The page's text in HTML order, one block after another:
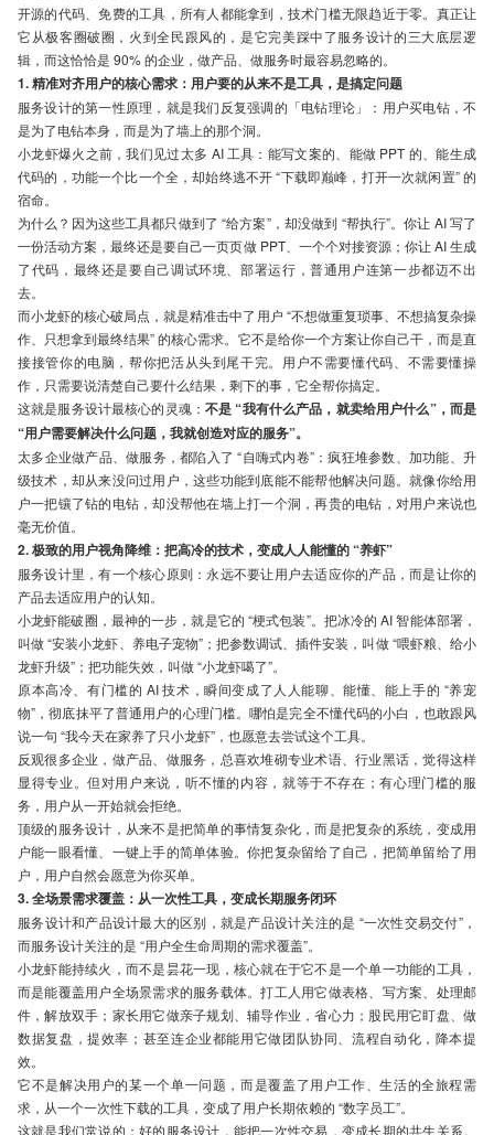
开源的代码、免费的工具，所有人都能拿到，技术门槛无限趋近于零。真正让
它从极客圈破圈，火到全民跟风的，是它完美踩中了服务设计的三大底层逻
辑，而这恰恰是 90% 的企业，做产品、做服务时最容易忽略的。
1. 精准对齐用户的核心需求：用户要的从来不是工具，是搞定问题
服务设计的第一性原理，就是我们反复强调的「电钻理论」：用户买电钻，不
是为了电钻本身，而是为了墙上的那个洞。
小龙虾爆火之前，我们见过太多 AI 工具：能写文案的、能做 PPT 的、能生成
代码的，功能一个比一个全，却始终逃不开 “下载即巅峰，打开一次就闲置” 的
宿命。
为什么？因为这些工具都只做到了 “给方案”，却没做到 “帮执行”。你让 AI 写了
一份活动方案，最终还是要自己一页页做 PPT、一个个对接资源；你让 AI 生成
了代码，最终还是要自己调试环境、部署运行，普通用户连第一步都迈不出
去。
而小龙虾的核心破局点，就是精准击中了用户 “不想做重复琐事、不想搞复杂操
作、只想拿到最终结果” 的核心需求。它不是给你一个方案让你自己干，而是直
接接管你的电脑，帮你把活从头到尾干完。用户不需要懂代码、不需要懂操
作，只需要说清楚自己要什么结果，剩下的事，它全帮你搞定。
这就是服务设计最核心的灵魂： 不是 “我有什么产品，就卖给用户什么”，而是
“用户需要解决什么问题，我就创造对应的服务”。
太多企业做产品、做服务，都陷入了 “自嗨式内卷”：疯狂堆参数、加功能、升
级技术，却从来没问过用户，这些功能到底能不能帮他解决问题。就像你给用
户一把镶了钻的电钻，却没帮他在墙上打一个洞，再贵的电钻，对用户来说也
毫无价值。
2. 极致的用户视角降维：把高冷的技术，变成人人能懂的 “养虾”
服务设计里，有一个核心原则：永远不要让用户去适应你的产品，而是让你的
产品去适应用户的认知。
小龙虾能破圈，最神的一步，就是它的 “梗式包装”。把冰冷的 AI 智能体部署，
叫做 “安装小龙虾、养电子宠物”；把参数调试、插件安装，叫做 “喂虾粮、给小
龙虾升级”；把功能失效，叫做 “小龙虾噶了”。
原本高冷、有门槛的 AI 技术，瞬间变成了人人能聊、能懂、能上手的 “养宠
物”，彻底抹平了普通用户的心理门槛。哪怕是完全不懂代码的小白，也敢跟风
说一句 “我今天在家养了只小龙虾”，也愿意去尝试这个工具。
反观很多企业，做产品、做服务，总喜欢堆砌专业术语、行业黑话，觉得这样
显得专业。但对用户来说，听不懂的内容，就等于不存在；有心理门槛的服
务，用户从一开始就会拒绝。
顶级的服务设计，从来不是把简单的事情复杂化，而是把复杂的系统，变成用
户能一眼看懂、一键上手的简单体验。你把复杂留给了自己，把简单留给了用
户，用户自然会愿意为你买单。
3. 全场景需求覆盖：从一次性工具，变成长期服务闭环
服务设计和产品设计最大的区别，就是产品设计关注的是 “一次性交易交付”，
而服务设计关注的是 “用户全生命周期的需求覆盖”。
小龙虾能持续火，而不是昙花一现，核心就在于它不是一个单一功能的工具，
而是能覆盖用户全场景需求的服务载体。打工人用它做表格、写方案、处理邮
件，解放双手；家长用它做亲子规划、辅导作业，省心力；股民用它盯盘、做
数据复盘，提效率；甚至连企业都能用它做团队协同、流程自动化，降本提
效。
它不是解决用户的某一个单一问题，而是覆盖了用户工作、生活的全旅程需
求，从一个一次性下载的工具，变成了用户长期依赖的 “数字员工”。
这就是我们常说的：好的服务设计，能把一次性交易，变成长期的共生关系。